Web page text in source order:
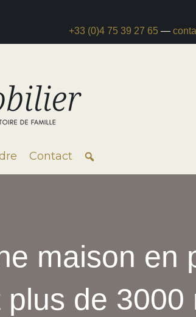
+33 (0)4 75 39 27 65 —
Contact
maison en
de 3000